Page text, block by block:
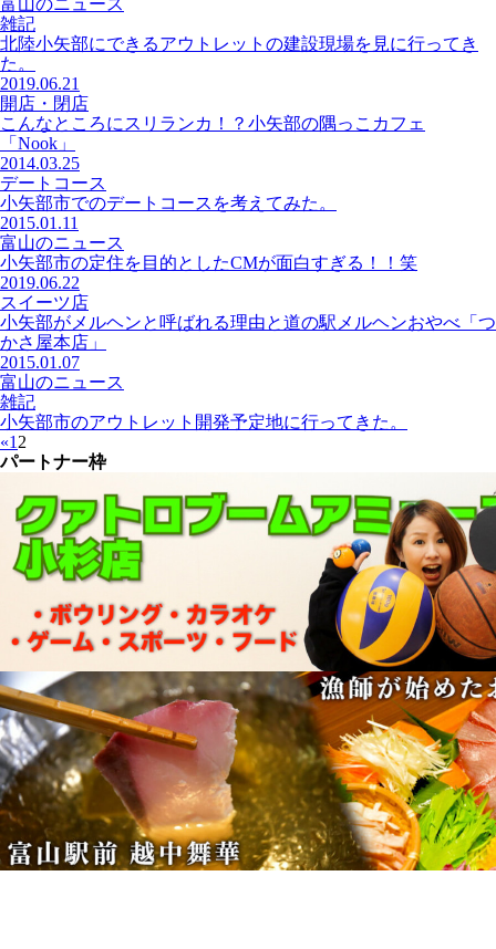
富山のニュース
雑記
北陸小矢部にできるアウトレットの建設現場を見に行ってき
た。
2019.06.21
開店・閉店
こんなところにスリランカ！？小矢部の隅っこカフェ
「Nook」
2014.03.25
デートコース
小矢部市でのデートコースを考えてみた。
2015.01.11
富山のニュース
小矢部市の定住を目的としたCMが面白すぎる！！笑
2019.06.22
スイーツ店
小矢部がメルヘンと呼ばれる理由と道の駅メルヘンおやべ「つ
かさ屋本店」
2015.01.07
富山のニュース
雑記
小矢部市のアウトレット開発予定地に行ってきた。
«1 2
パートナー枠